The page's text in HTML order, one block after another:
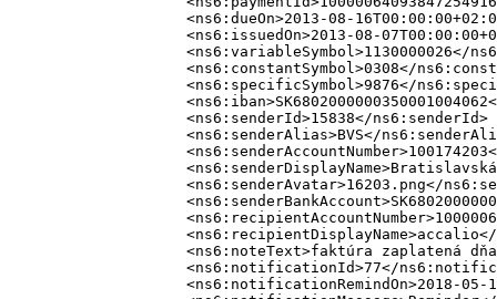
<ns6:dueOn>2013-08-
<ns6:issuedOn>2013-08-
<ns6:variableSymbol>1130000026</
<ns6:constantSymbol>0308</
<ns6:specificSymbol>9876</
                    <ns6:senderId>15838</ns6:senderId>
<ns6:senderAlias>BVS</
<ns6:senderAvatar>16203.png</
<ns6:noteText>faktúra zaplatená
<ns6:notificationId>77</
<ns6:notificationRemindOn>2018-